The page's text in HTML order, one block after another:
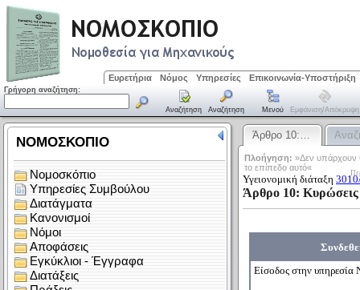
Ευρετήρια Νόμος Υπηρεσίες Επικοινωνία-Υποστήριξη
Γρήγορη αναζήτηση:
Αναζήτηση Αναζήτηση Μενού Εμφάνιση/απόκρυψη
Άρθρο 10:…